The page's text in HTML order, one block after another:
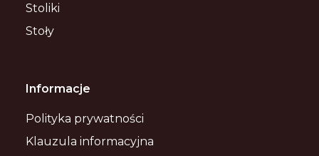
Stoliki
Stoły
Informacje
Polityka prywatności
Klauzula informacyjna